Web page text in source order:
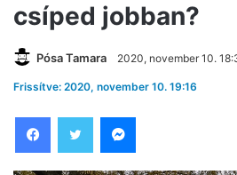
csíped jobban?
Pósa Tamara 2020, november 10.
Frissítve: 2020, november 10. 19:16